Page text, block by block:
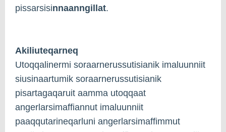
pissarsisinnaanngillat.
Akiliuteqarneq
Utoqqalinermi soraarnerussutisianik imaluunniit
siusinaartumik soraarnerussutisianik
pisartagaqaruit aamma utoqqaat
angerlarsimaffiannut imaluunniit
paaqqutarineqarluni angerlarsimaffimmut